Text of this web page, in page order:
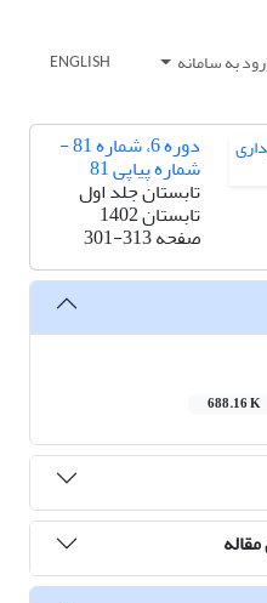
به سامانه ENGLISH
دوره 6، شماره 81 -
شماره پیاپی 81
تابستان جلد اول
تابستان 1402
صفحه301-313
688.16 K